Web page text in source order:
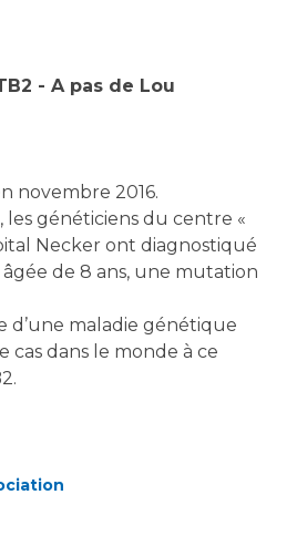
- A pas de Lou
novembre 2016.
les généticiens du centre «
Necker ont diagnostiqué
de 8 ans, une mutation
d’une maladie génétique
cas dans le monde à ce